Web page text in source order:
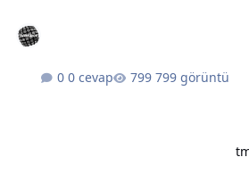
0 cevap 799 görüntü